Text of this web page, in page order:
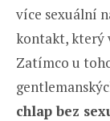
více sexuální
kontakt, který
Zatímco u
chlap bez